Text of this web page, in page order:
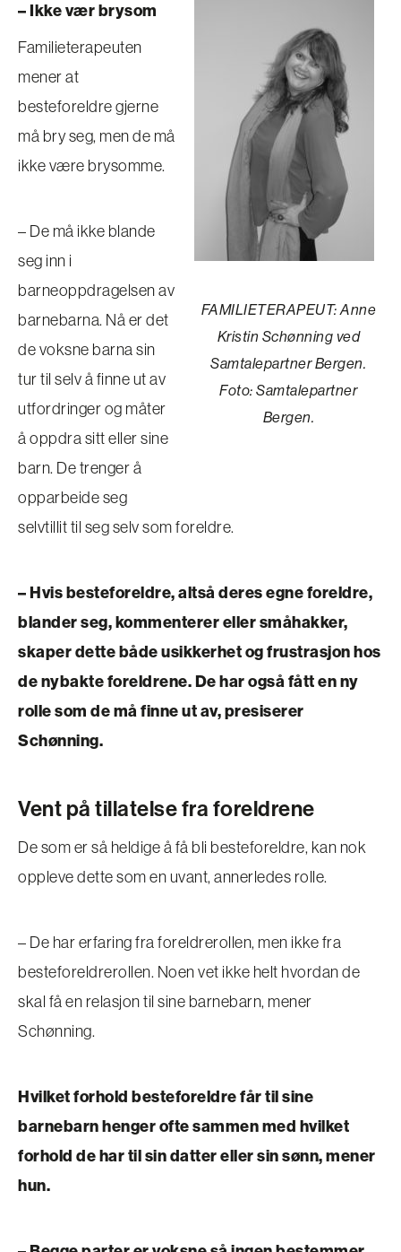
FAMILIETERAPEUT: Anne
Kristin Schønning ved
Samtalepartner Bergen.
Foto: Samtalepartner
Bergen.
– Ikke vær brysom
Familieterapeuten
mener at
besteforeldre gjerne
må bry seg, men de må
ikke være brysomme.
– De må ikke blande
seg inn i
barneoppdragelsen av
barnebarna. Nå er det
de voksne barna sin
tur til selv å finne ut av
utfordringer og måter
å oppdra sitt eller sine
barn. De trenger å
opparbeide seg
selvtillit til seg selv som foreldre.
– Hvis besteforeldre, altså deres egne foreldre,
blander seg, kommenterer eller småhakker,
skaper dette både usikkerhet og frustrasjon hos
de nybakte foreldrene. De har også fått en ny
rolle som de må finne ut av, presiserer
Schønning.
Vent på tillatelse fra foreldrene
De som er så heldige å få bli besteforeldre, kan nok
oppleve dette som en uvant, annerledes rolle.
– De har erfaring fra foreldrerollen, men ikke fra
besteforeldrerollen. Noen vet ikke helt hvordan de
skal få en relasjon til sine barnebarn, mener
Schønning.
Hvilket forhold besteforeldre får til sine
barnebarn henger ofte sammen med hvilket
forhold de har til sin datter eller sin sønn, mener
hun.